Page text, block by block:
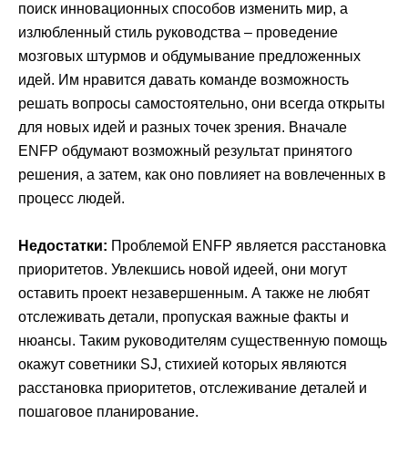
поиск инновационных способов изменить мир, а
излюбленный стиль руководства – проведение
мозговых штурмов и обдумывание предложенных
идей. Им нравится давать команде возможность
решать вопросы самостоятельно, они всегда открыты
для новых идей и разных точек зрения. Вначале
ENFP обдумают возможный результат принятого
решения, а затем, как оно повлияет на вовлеченных в
процесс людей.
Недостатки: Проблемой ENFP является расстановка
приоритетов. Увлекшись новой идеей, они могут
оставить проект незавершенным. А также не любят
отслеживать детали, пропуская важные факты и
нюансы. Таким руководителям существенную помощь
окажут советники SJ, стихией которых являются
расстановка приоритетов, отслеживание деталей и
пошаговое планирование.